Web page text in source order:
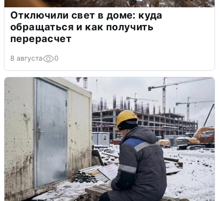
Отключили свет в доме: куда
обращаться и как получить
перерасчет
8 августа 0